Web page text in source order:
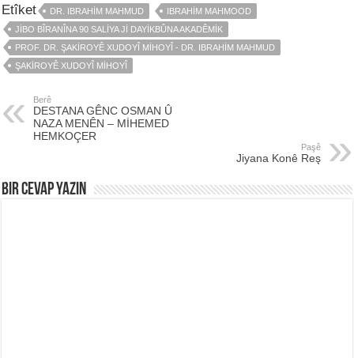
Etîket DR. IBRAHIM MAHMUD
IBRAHIM MAHMOOD
JIBO BÎRANÎNA 90 SALIYA JI DAYIKBÛNA AKADÊMIK
PROF. DR. ŞAKIROYÊ XUDOYÎ MIHOYÎ - DR. IBRAHIM MAHMUD
ŞAKIROYÊ XUDOYÎ MIHOYÎ
Berê
DESTANA GÊNC OSMAN Û
NAZA MENÊN – MİHEMED
HEMKOÇER
Paşê
Jiyana Konê Reş
Bir Cevap Yazın